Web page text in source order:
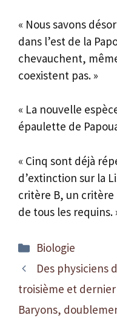
« Nous savons
dans l’est de la
chevauchent,
coexistent pas. »
« La nouvelle
épaulette de
« Cinq sont déjà
d’extinction sur la
critère B, un critère
de tous les requins.
Catégories
Biologie
Des physiciens
troisième et
Baryons,